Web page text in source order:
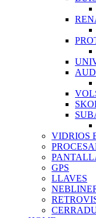
VIDRIOS
GPS
LLAVES